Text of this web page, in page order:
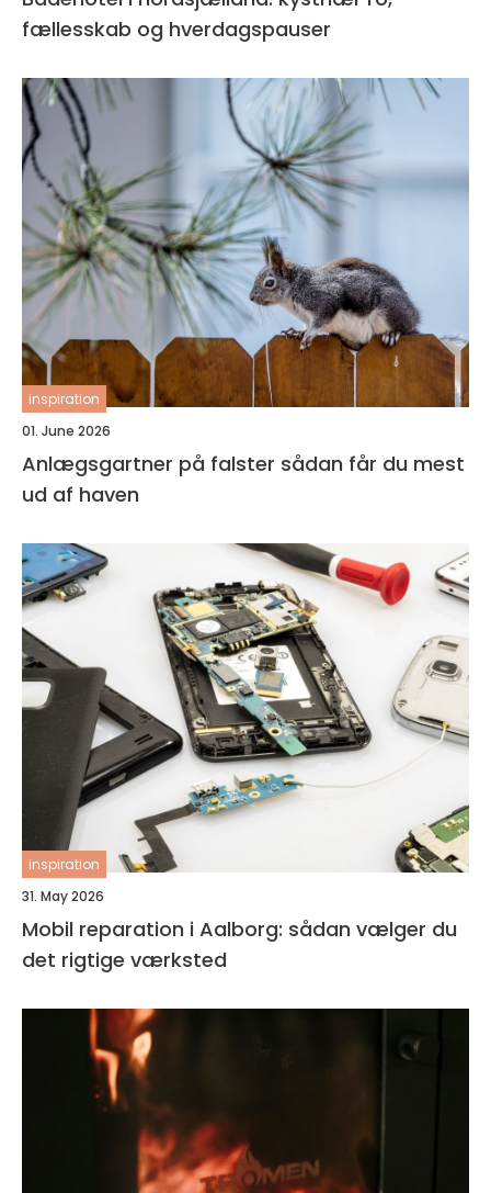
fællesskab og hverdagspauser
inspiration
01. June 2026
Anlægsgartner på falster sådan får du mest
ud af haven
inspiration
31. May 2026
Mobil reparation i Aalborg: sådan vælger du
det rigtige værksted